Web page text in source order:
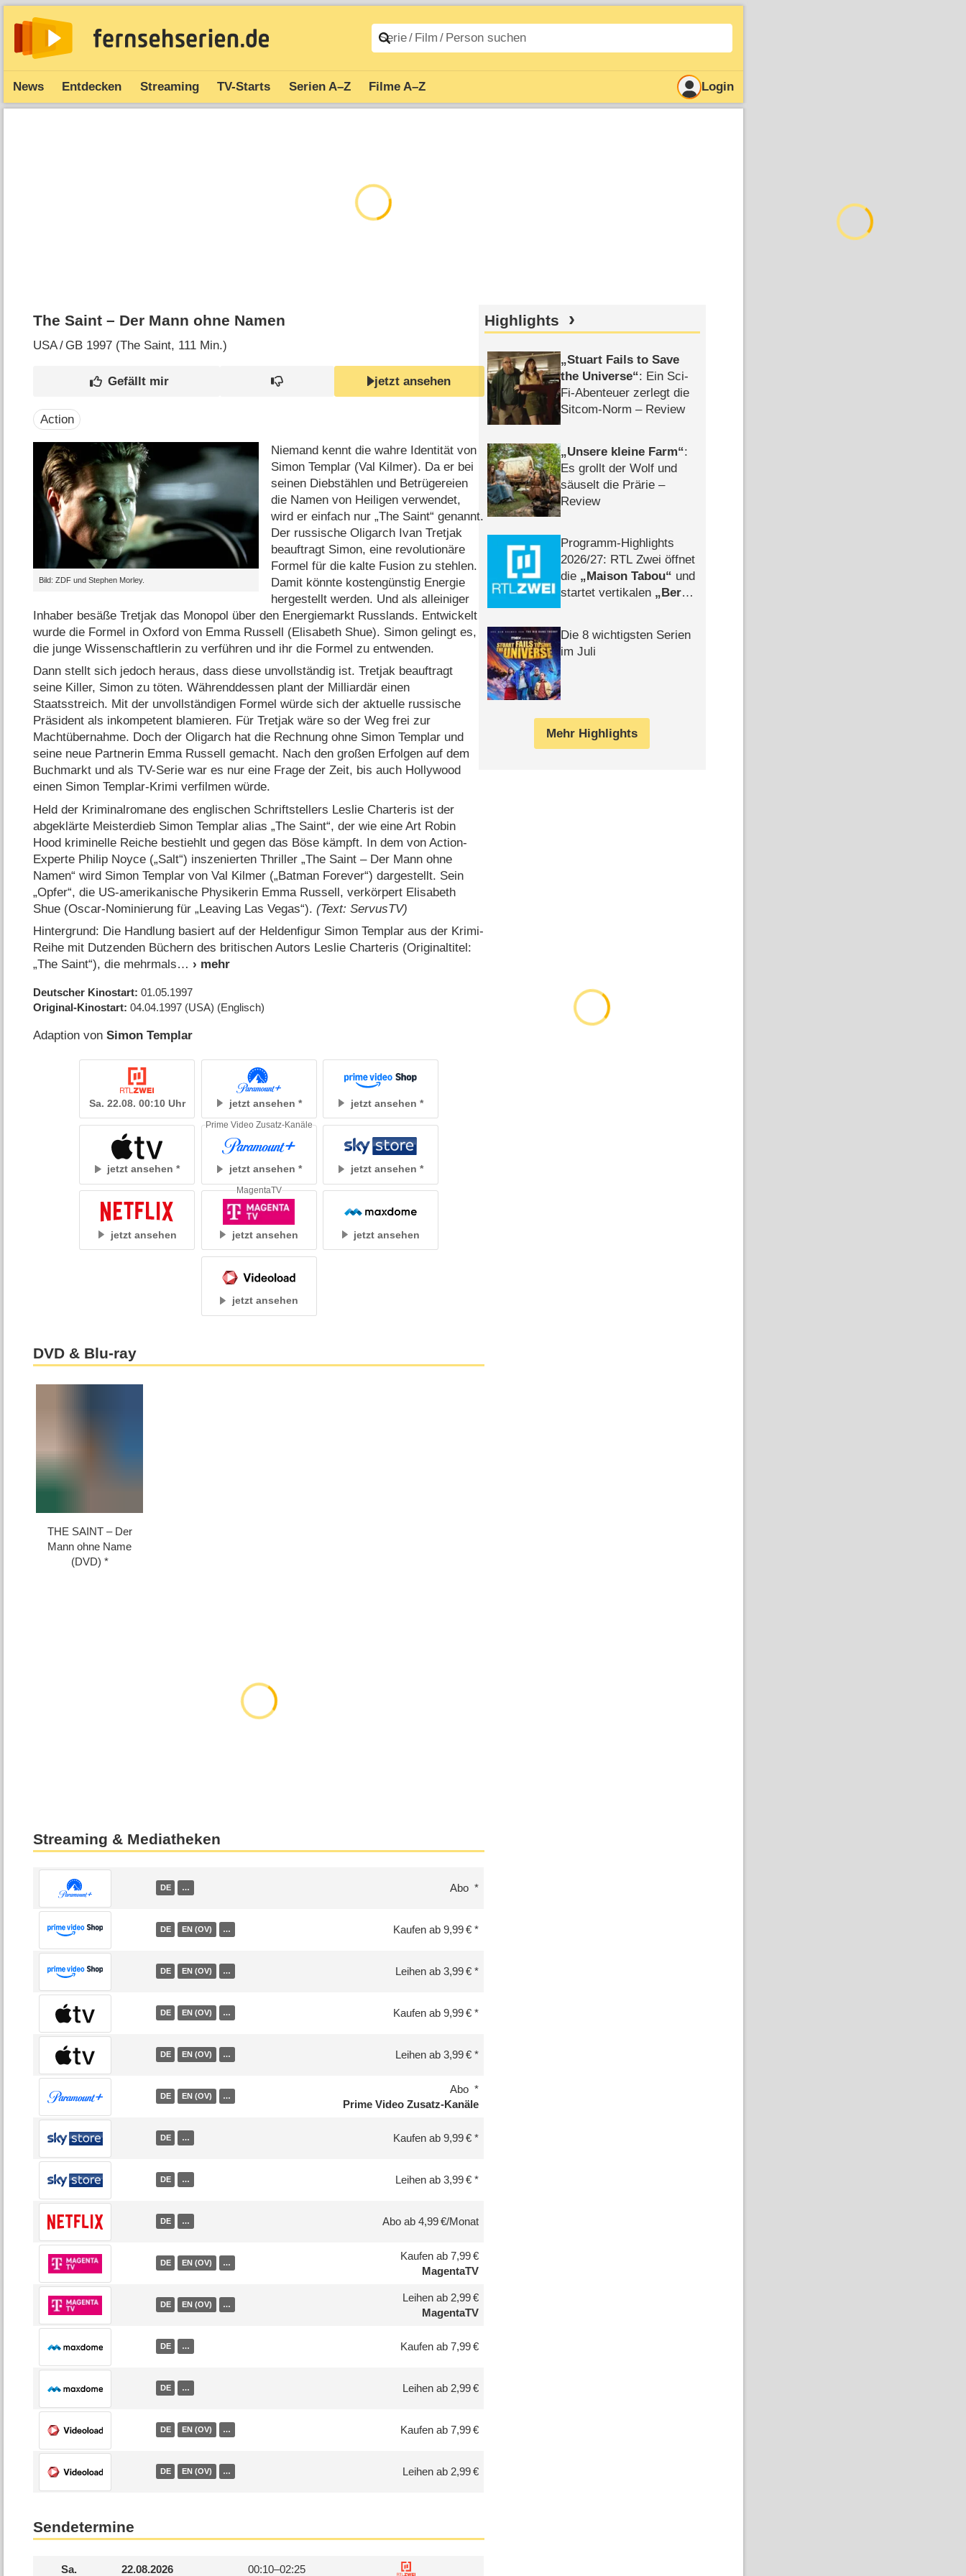
News Entdecken Streaming TV-Starts Serien A–Z Filme A–Z Login
The Saint – Der Mann ohne Namen
USA/ GB 1997 (The Saint‎, 111 Min.)
jetzt ansehen
Action
Bild: ZDF und Stephen Morley.
Niemand kennt die wahre Identität von
Simon Templar (Val Kilmer). Da er bei
seinen Diebstählen und Betrügereien
die Namen von Heiligen verwendet,
wird er einfach nur „The Saint“ genannt.
Der russische Oligarch Ivan Tretjak
beauftragt Simon, eine revolutionäre
Formel für die kalte Fusion zu stehlen.
Damit könnte kostengünstig Energie
hergestellt werden. Und als alleiniger
Inhaber besäße Tretjak das Monopol über den Energiemarkt Russlands. Entwickelt
wurde die Formel in Oxford von Emma Russell (Elisabeth Shue). Simon gelingt es,
die junge Wissenschaftlerin zu verführen und ihr die Formel zu entwenden.
Dann stellt sich jedoch heraus, dass diese unvollständig ist. Tretjak beauftragt
seine Killer, Simon zu töten. Währenddessen plant der Milliardär einen
Staatsstreich. Mit der unvollständigen Formel würde sich der aktuelle russische
Präsident als inkompetent blamieren. Für Tretjak wäre so der Weg frei zur
Machtübernahme. Doch der Oligarch hat die Rechnung ohne Simon Templar und
seine neue Partnerin Emma Russell gemacht. Nach den großen Erfolgen auf dem
Buchmarkt und als TV-Serie war es nur eine Frage der Zeit, bis auch Hollywood
einen Simon Templar-Krimi verfilmen würde.
Held der Kriminalromane des englischen Schriftstellers Leslie Charteris ist der
abgeklärte Meisterdieb Simon Templar alias „The Saint“, der wie eine Art Robin
Hood kriminelle Reiche bestiehlt und gegen das Böse kämpft. In dem von Action-
Experte Philip Noyce („Salt“) inszenierten Thriller „The Saint – Der Mann ohne
Namen“ wird Simon Templar von Val Kilmer („Batman Forever“) dargestellt. Sein
„Opfer“, die US-amerikanische Physikerin Emma Russell, verkörpert Elisabeth
Shue (Oscar-Nominierung für „Leaving Las Vegas“).(Text: ServusTV)
Hintergrund: Die Handlung basiert auf der Heldenfigur Simon Templar aus der Krimi-
Reihe mit Dutzenden Büchern des britischen Autors Leslie Charteris (Originaltitel:
„The Saint“), die mehrmals
Deutscher Kinostart 01.05.1997
Original-Kinostart 04.04.1997 (USA) (Englisch)
Adaption vonSimon Templar
Sa. 22.08. 00:10 Uhr jetzt ansehen jetzt ansehen
jetzt ansehen jetzt ansehen
Prime Video Zusatz-Kanäle
jetzt ansehen
jetzt ansehen jetzt ansehen
MagentaTV
jetzt ansehen
jetzt ansehen
DVD & Blu-ray
THE SAINT – Der
Mann ohne Name
(DVD)
Streaming & Mediatheken
DE … Abo
DE EN (OV) … Kaufen ab 9,99 €
DE EN (OV) … Leihen ab 3,99 €
DE EN (OV) … Kaufen ab 9,99 €
DE EN (OV) … Leihen ab 3,99 €
DE EN (OV) …
Abo
Prime Video Zusatz-Kanäle
DE … Kaufen ab 9,99 €
DE … Leihen ab 3,99 €
DE … Abo ab 4,99 €/Monat
DE EN (OV) …
Kaufen ab 7,99 €
MagentaTV
DE EN (OV) …
Leihen ab 2,99 €
MagentaTV
DE … Kaufen ab 7,99 €
DE … Leihen ab 2,99 €
DE EN (OV) … Kaufen ab 7,99 €
DE EN (OV) … Leihen ab 2,99 €
Sendetermine
Sa. 22.08.2026 00:10–02:25
Highlights
Stuart Fails to Save
the Universe : Ein Sci-
Fi-Abenteuer zerlegt die
Sitcom-Norm – Review
Unsere kleine Farm :
Es grollt der Wolf und
säuselt die Prärie –
Review
Programm-Highlights
2026/​27: RTL Zwei öffnet
die
Maison Tabou
und
startet vertikalen
Berlin
Die 8 wichtigsten Serien
im Juli
Mehr Highlights